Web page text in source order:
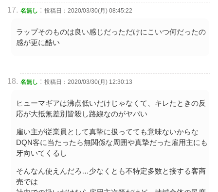
名無し : 投稿日：2020/03/30(月) 08:45:22
ラップそのものは良い感じだっただけにこいつ何だったの
感が更に酷い
名無し : 投稿日：2020/03/30(月) 12:30:13
ヒューマギアは沸点低いだけじゃなくて、キレたときの反
応が大抵無差別皆殺し路線なのがヤバい
雇い主が従業員として真摯に扱ってても意味ないからな
DQN客に当たったら無関係な周囲や真摯だった雇用主にも
牙向いてくるし
そんなん使えんだろ…少なくとも不特定多数と接する客商
売では